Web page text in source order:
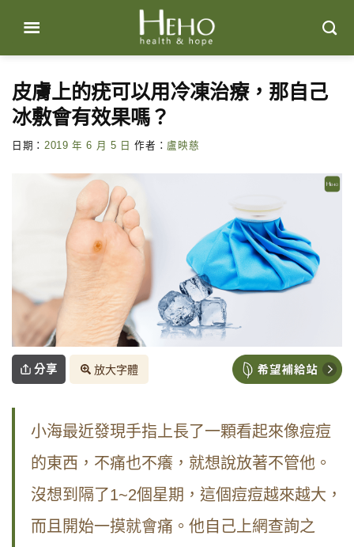
content
皮膚上的疣可以用冷凍治療，那自己
冰敷會有效果嗎？
日期： 2019 年 6 月 5 日 作者： 盧映慈
分享 放大字體
小海最近發現手指上長了一顆看起來像痘痘
的東西，不痛也不癢，就想說放著不管他。
沒想到隔了1~2個星期，這個痘痘越來越大，
而且開始一摸就會痛。他自己上網查詢之